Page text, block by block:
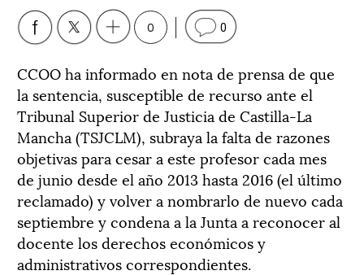
0 0
CCOO ha informado en nota de prensa de que
la sentencia, susceptible de recurso ante el
Tribunal Superior de Justicia de Castilla-La
Mancha (TSJCLM), subraya la falta de razones
objetivas para cesar a este profesor cada mes
de junio desde el año 2013 hasta 2016 (el último
reclamado) y volver a nombrarlo de nuevo cada
septiembre y condena a la Junta a reconocer al
docente los derechos económicos y
administrativos correspondientes.